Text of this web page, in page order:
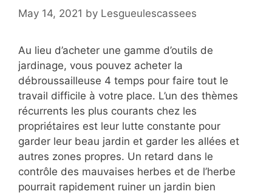
May 14, 2021 by Lesgueulescassees
Au lieu d’acheter une gamme d’outils de
jardinage, vous pouvez acheter la
débroussailleuse 4 temps pour faire tout le
travail difficile à votre place. L’un des thèmes
récurrents les plus courants chez les
propriétaires est leur lutte constante pour
garder leur beau jardin et garder les allées et
autres zones propres. Un retard dans le
contrôle des mauvaises herbes et de l’herbe
pourrait rapidement ruiner un jardin bien